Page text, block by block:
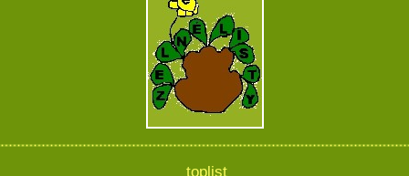
toplist